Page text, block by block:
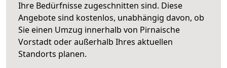
Ihre Bedürfnisse zugeschnitten sind. Diese
Angebote sind kostenlos, unabhängig davon, ob
Sie einen Umzug innerhalb von Pirnaische
Vorstadt oder außerhalb Ihres aktuellen
Standorts planen.